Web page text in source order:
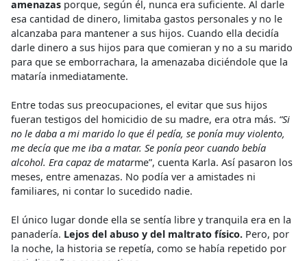
amenazas porque, según él, nunca era suficiente. Al darle
esa cantidad de dinero, limitaba gastos personales y no le
alcanzaba para mantener a sus hijos. Cuando ella decidía
darle dinero a sus hijos para que comieran y no a su marido
para que se emborrachara, la amenazaba diciéndole que la
mataría inmediatamente.
Entre todas sus preocupaciones, el evitar que sus hijos
fueran testigos del homicidio de su madre, era otra más. “Si
no le daba a mi marido lo que él pedía, se ponía muy violento,
me decía que me iba a matar. Se ponía peor cuando bebía
alcohol. Era capaz de matarme”, cuenta Karla. Así pasaron los
meses, entre amenazas. No podía ver a amistades ni
familiares, ni contar lo sucedido nadie.
El único lugar donde ella se sentía libre y tranquila era en la
panadería. Lejos del abuso y del maltrato físico. Pero, por
la noche, la historia se repetía, como se había repetido por